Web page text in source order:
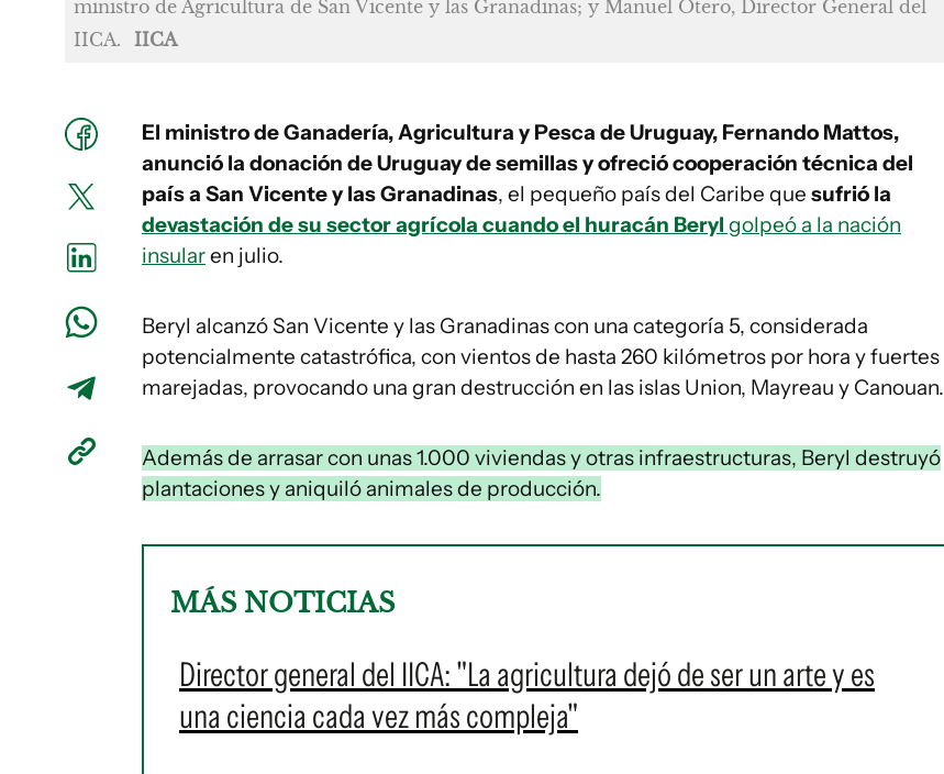
ministro de Agricultura de San Vicente y las Granadinas; y Manuel Otero, Director General del
IICA.
IICA
El ministro de Ganadería, Agricultura y Pesca de Uruguay, Fernando Mattos,
anunció la donación de Uruguay de semillas y ofreció cooperación técnica del
país a San Vicente y las Granadinas, el pequeño país del Caribe que sufrió la
devastación de su sector agrícola cuando el huracán Beryl golpeó a la nación
insularen julio.
Beryl alcanzó San Vicente y las Granadinas con una categoría 5, considerada
potencialmente catastrófica, con vientos de hasta 260 kilómetros por hora y fuertes
marejadas, provocando una gran destrucción en las islas Union, Mayreau y Canouan.
Además de arrasar con unas 1.000 viviendas y otras infraestructuras, Beryl destruyó
plantaciones y aniquiló animales de producción.
MÁS NOTICIAS
Director general del IICA: "La agricultura dejó de ser un arte y es
una ciencia cada vez más compleja"